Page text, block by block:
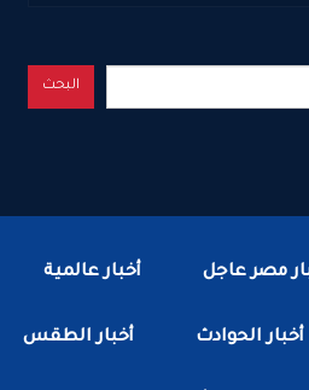
البحث
مصر عاجل أخبار عالمية
أخبار الحوادث أخبار الطقس